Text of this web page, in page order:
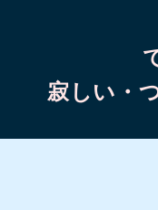
寂しい・